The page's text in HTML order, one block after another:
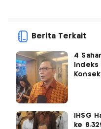
Berita Terkait
4
Indeks
IHSG
ke